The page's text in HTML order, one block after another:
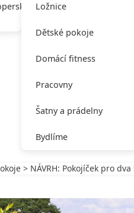
Ložnice
Dětské pokoje
Domácí fitness
Pracovny
Šatny a prádelny
Bydlíme
> NÁVRH: Pokojíček pro